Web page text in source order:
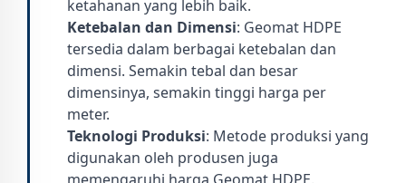
ketahanan yang lebih baik.
Ketebalan dan Dimensi: Geomat HDPE
tersedia dalam berbagai ketebalan dan
dimensi. Semakin tebal dan besar
dimensinya, semakin tinggi harga per
meter.
Teknologi Produksi: Metode produksi yang
digunakan oleh produsen juga